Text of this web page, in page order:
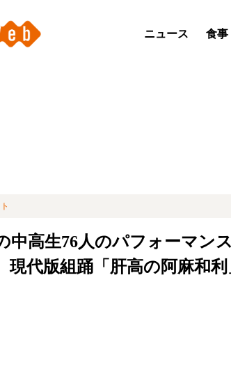
ニュース 食事
中高生76人のパフォーマン
代版組踊「肝高の阿麻和